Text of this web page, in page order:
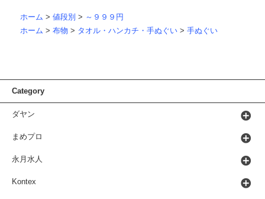
ホーム > 値段別 > ～９９９円
ホーム > 布物 > タオル・ハンカチ・手ぬぐい > 手ぬぐい
Category
ダヤン
まめプロ
永月水人
Kontex